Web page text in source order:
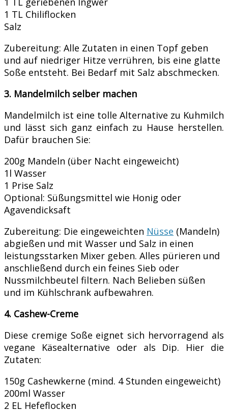
1 TL Chiliflocken
Salz
Zubereitung: Alle Zutaten in einen Topf geben
und auf niedriger Hitze verrühren, bis eine glatte
Soße entsteht. Bei Bedarf mit Salz abschmecken.
3. Mandelmilch selber machen
Mandelmilch ist eine tolle Alternative zu Kuhmilch
und lässt sich ganz einfach zu Hause herstellen.
Dafür brauchen Sie:
200g Mandeln (über Nacht eingeweicht)
1l Wasser
1 Prise Salz
Optional: Süßungsmittel wie Honig oder
Agavendicksaft
Zubereitung: Die eingeweichten Nüsse (Mandeln)
abgießen und mit Wasser und Salz in einen
leistungsstarken Mixer geben. Alles pürieren und
anschließend durch ein feines Sieb oder
Nussmilchbeutel filtern. Nach Belieben süßen
und im Kühlschrank aufbewahren.
4. Cashew-Creme
Diese cremige Soße eignet sich hervorragend als
vegane Käsealternative oder als Dip. Hier die
Zutaten:
150g Cashewkerne (mind. 4 Stunden eingeweicht)
200ml Wasser
2 EL Hefeflocken